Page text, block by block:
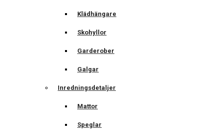
Klädhängare
Skohyllor
Garderober
Galgar
Inredningsdetaljer
Mattor
Speglar